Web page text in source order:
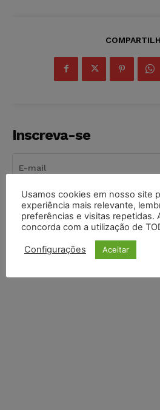
Inscreva-se
INSCREVER
Li e aceito aPolítica de
Usamos cookies em nosso site
experiência mais relevante,
preferências e visitas repetidas.
concorda com a utilização de
Configurações Aceitar